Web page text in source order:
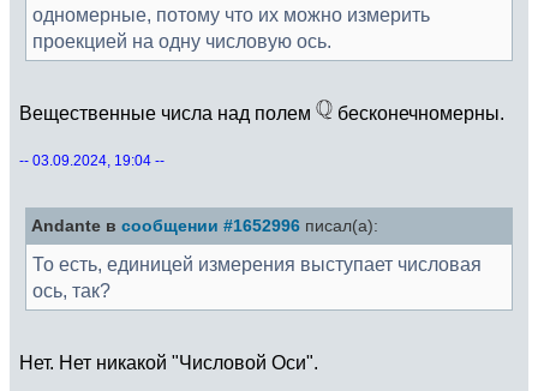
одномерные, потому что их можно измерить
проекцией на одну числовую ось.
Вещественные числа над полем бесконечномерны.
-- 03.09.2024, 19:04 --
Andante в сообщении #1652996 писал(а):
То есть, единицей измерения выступает числовая
ось, так?
Нет. Нет никакой "Числовой Оси".